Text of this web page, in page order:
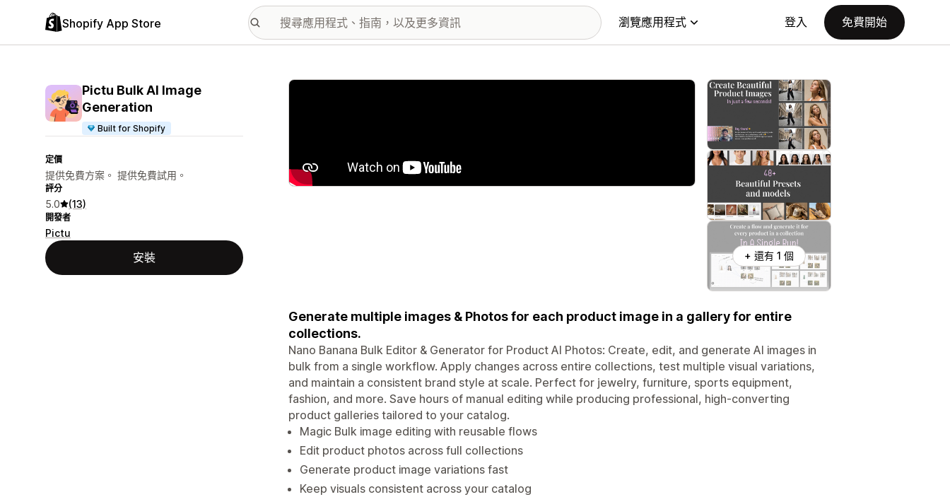
Shopify App Store 瀏覽應用程式 登入 免費開始
Pictu Bulk AI Image
Generation
Built for Shopify
定價
提供免費方案。 提供免費試用。
評分
5.0 (13)
開發者
Pictu
安裝
主要圖片圖庫
+ 還有 1 個
Generate multiple images & Photos for each product image in a gallery for entire
collections.
Nano Banana Bulk Editor & Generator for Product AI Photos: Create, edit, and generate AI images in
bulk from a single workflow. Apply changes across entire collections, test multiple visual variations,
and maintain a consistent brand style at scale. Perfect for jewelry, furniture, sports equipment,
fashion, and more. Save hours of manual editing while producing professional, high-converting
product galleries tailored to your catalog.
Magic Bulk image editing with reusable flows
Edit product photos across full collections
Generate product image variations fast
Keep visuals consistent across your catalog